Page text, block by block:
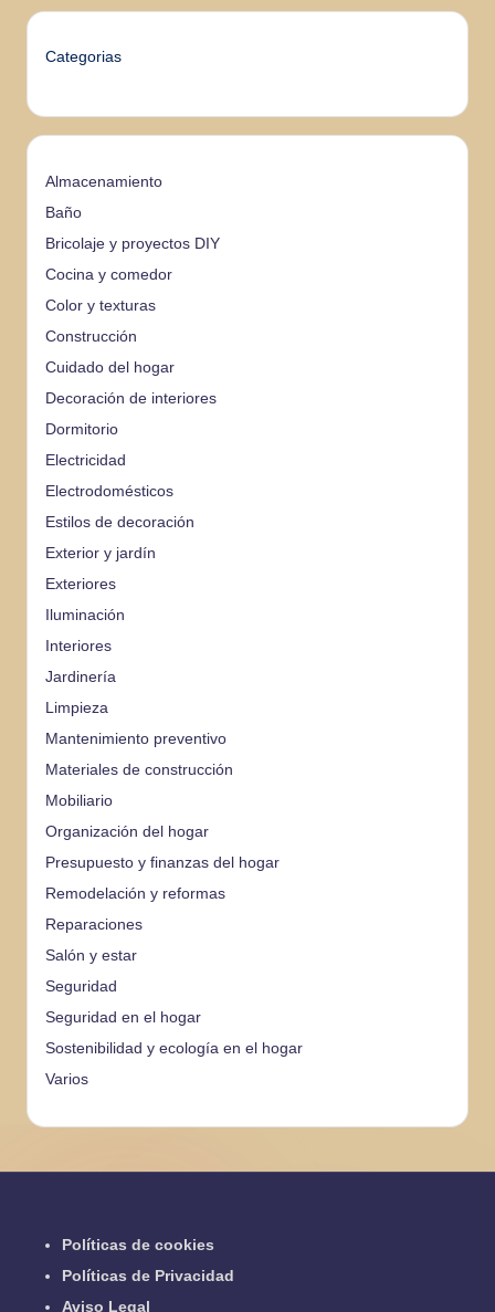
Categorias
Almacenamiento
Baño
Bricolaje y proyectos DIY
Cocina y comedor
Color y texturas
Construcción
Cuidado del hogar
Decoración de interiores
Dormitorio
Electricidad
Electrodomésticos
Estilos de decoración
Exterior y jardín
Exteriores
Iluminación
Interiores
Jardinería
Limpieza
Mantenimiento preventivo
Materiales de construcción
Mobiliario
Organización del hogar
Presupuesto y finanzas del hogar
Remodelación y reformas
Reparaciones
Salón y estar
Seguridad
Seguridad en el hogar
Sostenibilidad y ecología en el hogar
Varios
Políticas de cookies
Políticas de Privacidad
Aviso Legal